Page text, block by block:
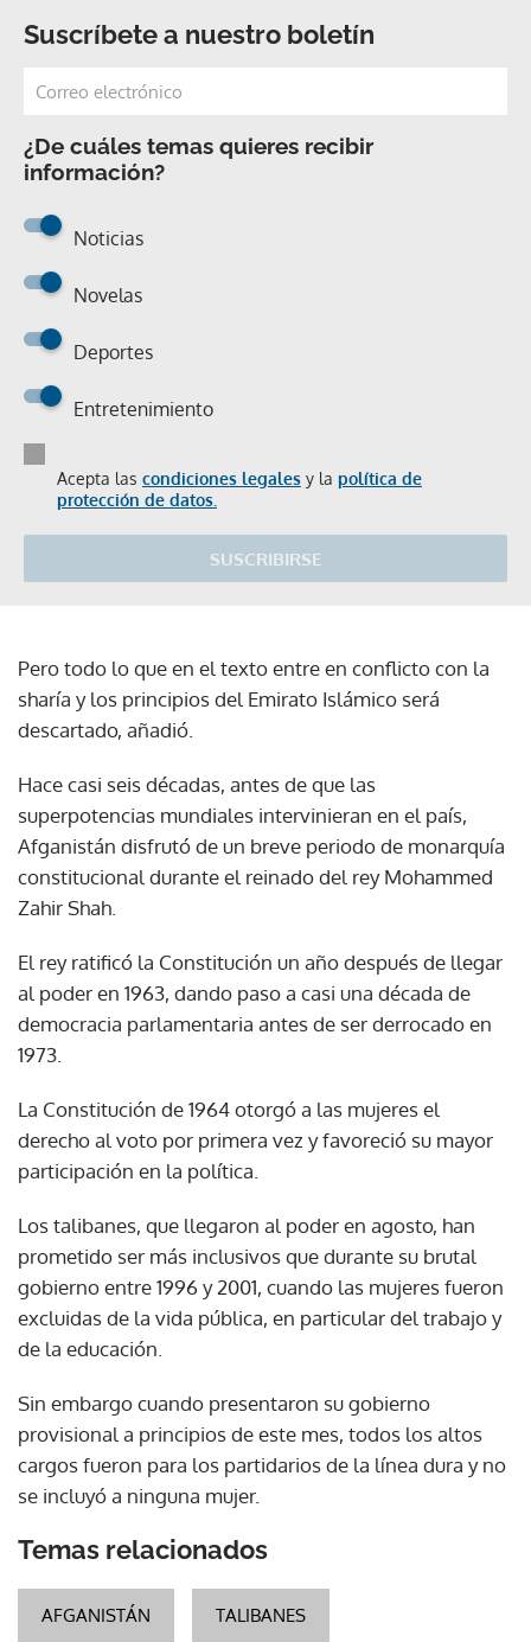
Suscríbete a nuestro boletín
¿De cuáles temas quieres recibir
información?
Noticias
Novelas
Deportes
Entretenimiento
Acepta las condiciones legales y la política de
protección de datos.
SUSCRIBIRSE
Pero todo lo que en el texto entre en conflicto con la
sharía y los principios del Emirato Islámico será
descartado, añadió.
Hace casi seis décadas, antes de que las
superpotencias mundiales intervinieran en el país,
Afganistán disfrutó de un breve periodo de monarquía
constitucional durante el reinado del rey Mohammed
Zahir Shah.
El rey ratificó la Constitución un año después de llegar
al poder en 1963, dando paso a casi una década de
democracia parlamentaria antes de ser derrocado en
1973.
La Constitución de 1964 otorgó a las mujeres el
derecho al voto por primera vez y favoreció su mayor
participación en la política.
Los talibanes, que llegaron al poder en agosto, han
prometido ser más inclusivos que durante su brutal
gobierno entre 1996 y 2001, cuando las mujeres fueron
excluidas de la vida pública, en particular del trabajo y
de la educación.
Sin embargo cuando presentaron su gobierno
provisional a principios de este mes, todos los altos
cargos fueron para los partidarios de la línea dura y no
se incluyó a ninguna mujer.
Temas relacionados
AFGANISTÁN TALIBANES